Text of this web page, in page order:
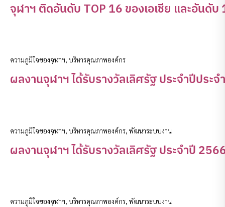
จุฬาฯ ติดอันดับ TOP 16 ของเอเชีย และอันดับ
ความภูมิใจของจุฬาฯ, บริหารคุณภาพองค์กร
ผลงานจุฬาฯ ได้รับรางวัลเลิศรัฐ ประจำปีประ
ความภูมิใจของจุฬาฯ, บริหารคุณภาพองค์กร, พัฒนาระบบงาน
ผลงานจุฬาฯ ได้รับรางวัลเลิศรัฐ ประจำปี
ความภูมิใจของจุฬาฯ, บริหารคุณภาพองค์กร, พัฒนาระบบงาน